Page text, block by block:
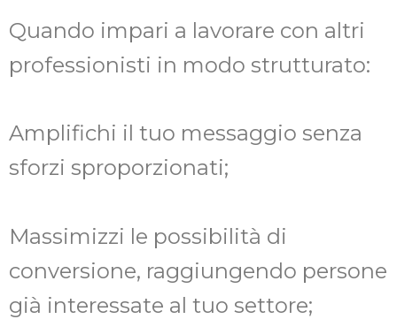
Quando impari a lavorare con altri
professionisti in modo strutturato:
Amplifichi il tuo messaggio senza
sforzi sproporzionati;
Massimizzi le possibilità di
conversione, raggiungendo persone
già interessate al tuo settore;